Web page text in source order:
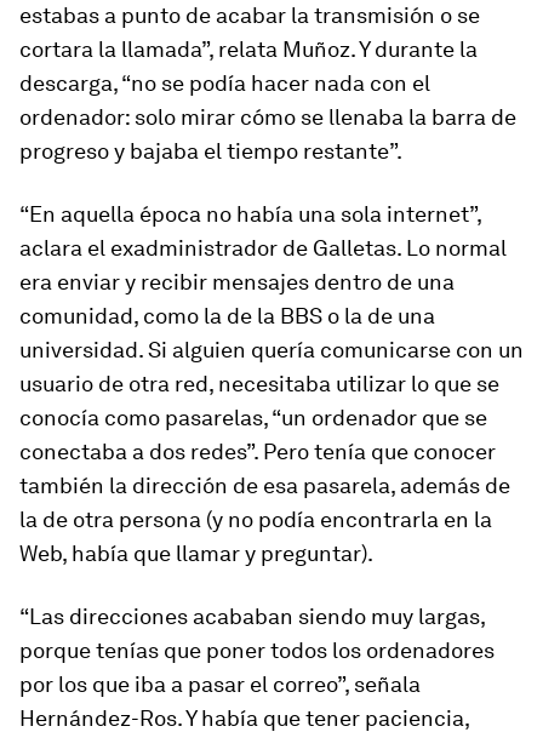
estabas a punto de acabar la transmisión o se
cortara la llamada”, relata Muñoz. Y durante la
descarga, “no se podía hacer nada con el
ordenador: solo mirar cómo se llenaba la barra de
progreso y bajaba el tiempo restante”.
“En aquella época no había una sola internet”,
aclara el exadministrador de Galletas. Lo normal
era enviar y recibir mensajes dentro de una
comunidad, como la de la BBS o la de una
universidad. Si alguien quería comunicarse con un
usuario de otra red, necesitaba utilizar lo que se
conocía como pasarelas, “un ordenador que se
conectaba a dos redes”. Pero tenía que conocer
también la dirección de esa pasarela, además de
la de otra persona (y no podía encontrarla en la
Web, había que llamar y preguntar).
“Las direcciones acababan siendo muy largas,
porque tenías que poner todos los ordenadores
por los que iba a pasar el correo”, señala
Hernández-Ros. Y había que tener paciencia,